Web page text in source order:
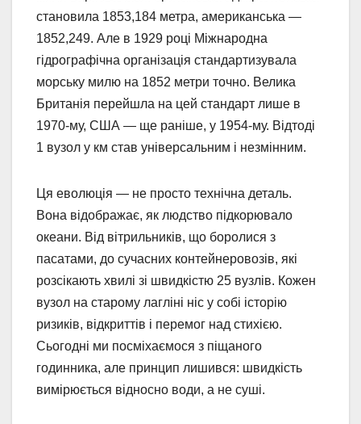
становила 1853,184 метра, американська —
1852,249. Але в 1929 році Міжнародна
гідрографічна організація стандартизувала
морську милю на 1852 метри точно. Велика
Британія перейшла на цей стандарт лише в
1970-му, США — ще раніше, у 1954-му. Відтоді
1 вузол у км став універсальним і незмінним.
Ця еволюція — не просто технічна деталь.
Вона відображає, як людство підкорювало
океани. Від вітрильників, що боролися з
пасатами, до сучасних контейнеровозів, які
розсікають хвилі зі швидкістю 25 вузлів. Кожен
вузол на старому лагліні ніс у собі історію
ризиків, відкриттів і перемог над стихією.
Сьогодні ми посміхаємося з піщаного
годинника, але принцип лишився: швидкість
вимірюється відносно води, а не суші.